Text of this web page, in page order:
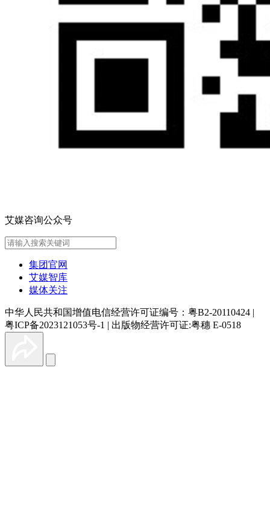
艾媒咨询公众号
集团官网
艾媒智库
媒体关注
中华人民共和国增值电信经营许可证编号：粤B2-20110424 |
粤ICP备2023121053号-1 | 出版物经营许可证:粤穗 E-0518